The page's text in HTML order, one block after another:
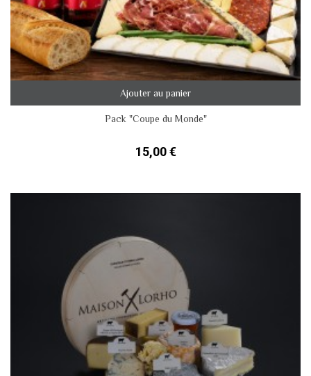
Ajouter au panier
Pack "Coupe du Monde"
15,00 €